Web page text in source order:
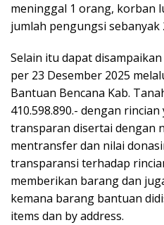
meninggal 1 orang, korban
jumlah pengungsi sebanyak
Selain itu dapat
per 23 Desember 2025
Bantuan Bencana Kab.
410.598.890.- dengan
transparan disertai dengan
mentransfer dan nilai
transparansi terhadap
memberikan barang dan
kemana barang bantuan
items dan by address.